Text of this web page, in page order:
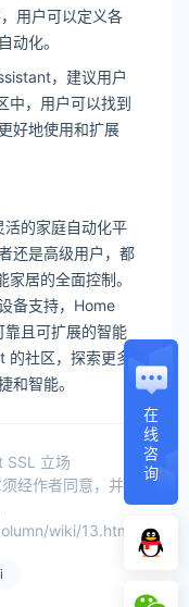
用户可以定义各
动化。
，建议用户
中，用户可以找到
好地使用和扩展
的家庭自动化平
还是高级用户，都
居的全面控制。
备支持，Home
且可扩展的智能
社区，探索更多
和智能。
SSL 立场
经作者同意，并
wiki/13.html
在
线
咨
询